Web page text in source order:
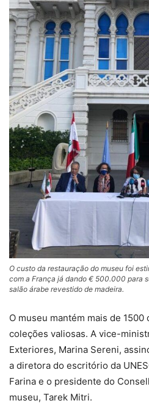
O custo da restauração do museu foi
com a França já dando € 500.000 para
salão árabe revestido de madeira.
O museu mantém mais de 1500
coleções valiosas. A vice-
Exteriores, Marina Sereni,
a diretora do escritório da
Farina e o presidente do
museu, Tarek Mitri.